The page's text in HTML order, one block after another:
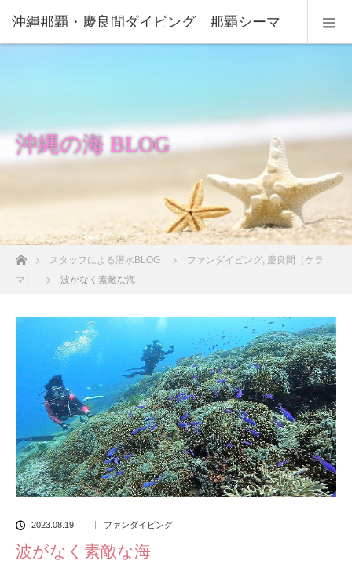
沖縄那覇・慶良間ダイビング 那覇シーマ
沖縄の海 BLOG
ホームスタッフによる潜水BLOG ファンダイビング, 慶良間（ケラ
マ）
波がなく素敵な海
2023.08.19 ファンダイビング
波がなく素敵な海